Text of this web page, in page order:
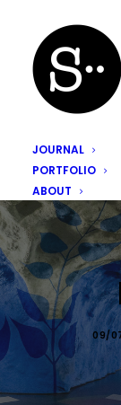
JOURNAL
PORTFOLIO
ABOUT
09/